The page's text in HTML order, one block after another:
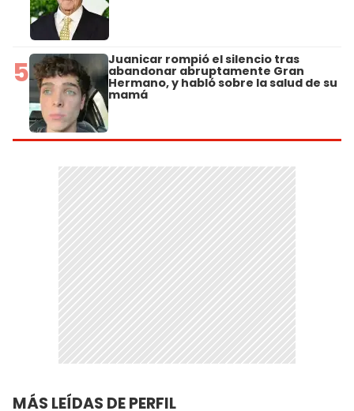
5 Juanicar rompió el silencio tras
abandonar abruptamente Gran
Hermano, y habló sobre la salud de su
mamá
MÁS LEÍDAS DE PERFIL